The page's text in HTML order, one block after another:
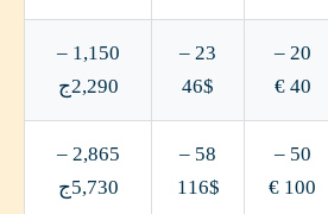
20 –
40 €
23 –
46$
1,150 –
2,290ج
50 –
100 €
58 –
116$
2,865 –
5,730ج